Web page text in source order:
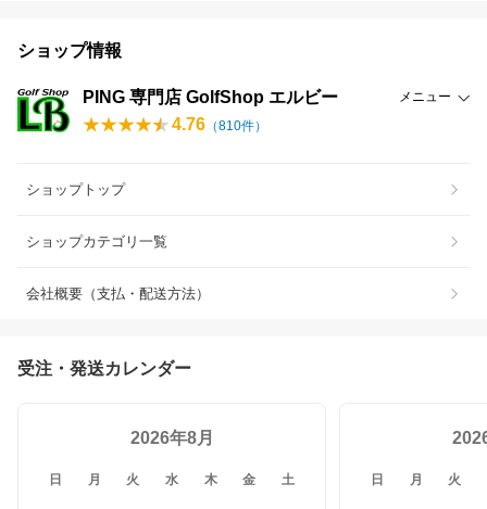
ショップ情報
PING 専門店 GolfShop エルビー メニュー
4.76 （810件）
ショップトップ
ショップカテゴリ一覧
会社概要（支払・配送方法）
受注・発送カレンダー
2026年8月
日 月 火 水 木 金 土 日 月 火